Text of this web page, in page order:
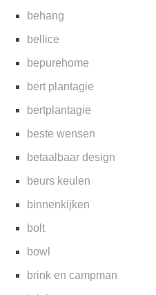
behang
bellice
bepurehome
bert plantagie
bertplantagie
beste wensen
betaalbaar design
beurs keulen
binnenkijken
bolt
bowl
brink en campman